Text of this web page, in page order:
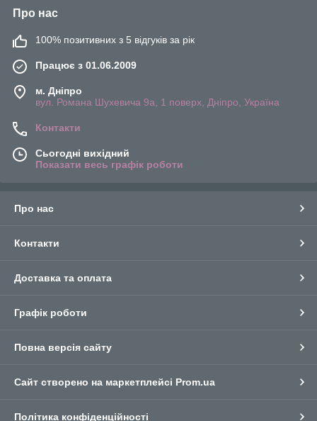
Про нас
100% позитивних з 5 відгуків за рік
Працює з 01.06.2009
м. Дніпро
вул. Романа Шухевича 9а, 1 поверх, Дніпро, Україна
Контакти
Сьогодні вихідний
Показати весь графік роботи
Про нас
Контакти
Доставка та оплата
Графік роботи
Повна версія сайту
Сайт створено на маркетплейсі Prom.ua
Політика конфіденційності